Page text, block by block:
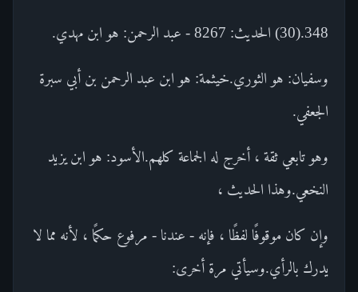
348.(30) الحديث: 8267 - عبد الرحمن: هو ابن مهدي.
وسفيان: هو الثوري.خيثمة: هو ابن عبد الرحمن بن أبي سبرة
الجعفي.
وهو تابعي ثقة ، أخرج له الجماعة كلهم.الأسود: هو ابن يزيد
النخعي.وهذا الحديث ،
وإن كان موقوفًا لفظًا ، فإنه - عندنا - مرفوع حكمًا ، لأنه مما لا
يدرك بالرأي.وسيأتي مرة أخرى: